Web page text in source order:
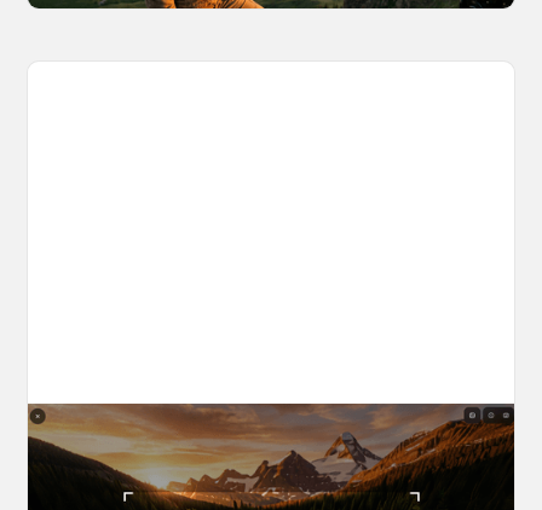
The World Builder's Handbook
Build a world once, shoot from it forever. Your
complete guide to creating, navigating, and